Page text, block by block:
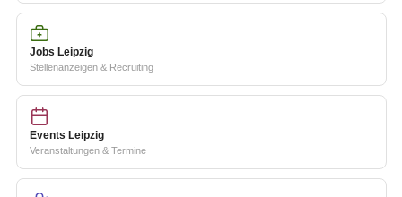
Jobs Leipzig
Stellenanzeigen & Recruiting
Events Leipzig
Veranstaltungen & Termine